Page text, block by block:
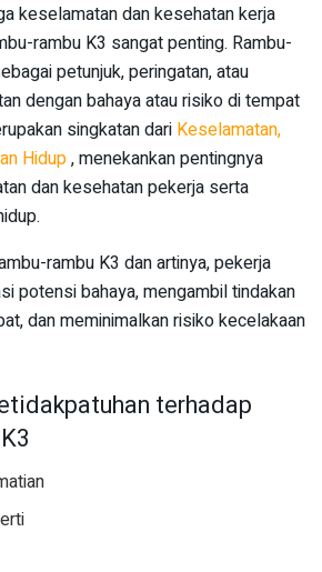
keselamatan dan kesehatan kerja
rambu K3 sangat penting. Rambu-
petunjuk, peringatan, atau
dengan bahaya atau risiko di tempat
singkatan dari Keselamatan,
Hidup, menekankan pentingnya
dan kesehatan pekerja serta
rambu K3 dan artinya, pekerja
potensi bahaya, mengambil tindakan
dan meminimalkan risiko kecelakaan
terhadap